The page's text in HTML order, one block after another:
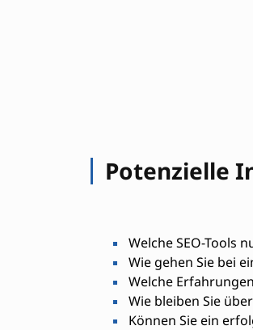
Potenzielle
Welche SEO-Tools
Wie gehen Sie bei
Welche
Wie bleiben Sie
Können Sie ein